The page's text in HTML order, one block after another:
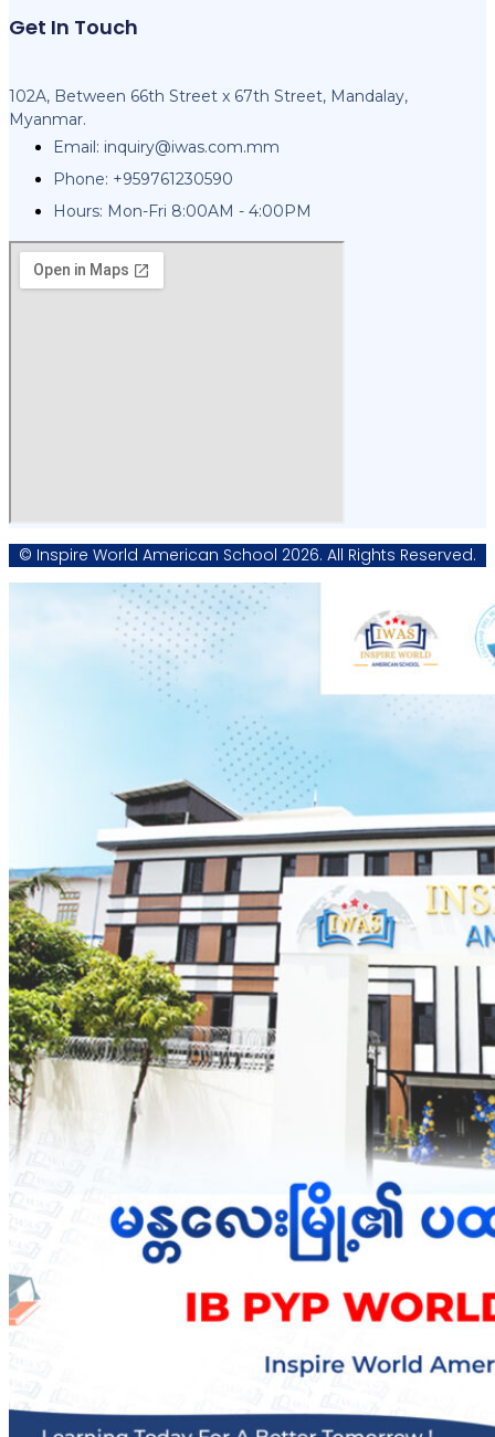
Get In Touch
102A, Between 66th Street x 67th Street, Mandalay,
Myanmar.
Email: inquiry@iwas.com.mm
Phone: +959761230590
Hours: Mon-Fri 8:00AM - 4:00PM
© Inspire World American School 2026. All Rights Reserved.